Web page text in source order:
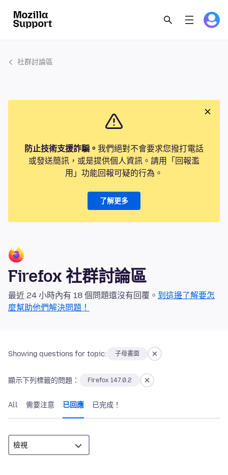
社群討論區
防止技術支援詐騙。 我們絕對不會要求您撥打電話
或發送簡訊，或是提供個人資訊。請用「回報濫
用」功能回報可疑的行為。
了解更多
Firefox 社群討論區
最近 24 小時內有 18 個問題還沒有回覆。 到這邊了解要怎
麼幫助他們解決問題！
Showing questions for topic: 子母畫面
顯示下列標籤的問題： Firefox 147.0.2
All 需要注意 已回應 已完成！